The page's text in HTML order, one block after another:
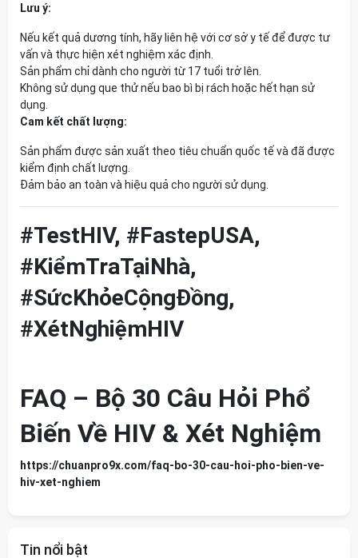
Lưu ý:
Nếu kết quả dương tính, hãy liên hệ với cơ sở y tế để được tư
vấn và thực hiện xét nghiệm xác định.
Sản phẩm chỉ dành cho người từ 17 tuổi trở lên.
Không sử dụng que thử nếu bao bì bị rách hoặc hết hạn sử
dụng.
Cam kết chất lượng:
Sản phẩm được sản xuất theo tiêu chuẩn quốc tế và đã được
kiểm định chất lượng.
Đảm bảo an toàn và hiệu quả cho người sử dụng.
#TestHIV, #FastepUSA,
#KiểmTraTạiNhà,
#SứcKhỏeCộngĐồng,
#XétNghiệmHIV
FAQ – Bộ 30 Câu Hỏi Phổ
Biến Về HIV & Xét Nghiệm
https://chuanpro9x.com/faq-bo-30-cau-hoi-pho-bien-ve-
hiv-xet-nghiem
Tin nổi bật